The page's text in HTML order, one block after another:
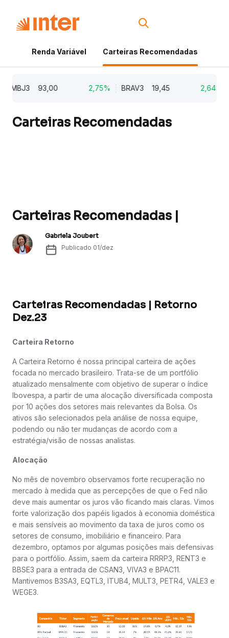
Renda Variável Carteiras Recomendadas
93,00 2,75% BRAV3 19,45 2,64%
Carteiras Recomendadas
Carteiras Recomendadas |
Gabriela Joubert
Publicado 01/dez
Carteiras Recomendadas | Retorno
Dez.23
Carteira Retorno
A Carteira Retorno é nossa principal carteira de ações
focada no mercado brasileiro. Trata-se de um portfólio
atualizado mensalmente com objetivo de superar o índice
Ibovespa, a partir de uma alocação diversificada composta
por 10 ações dos setores mais relevantes da Bolsa. Os
ativos são selecionados pela análise de nossa equipe,
podendo ou não ter mudanças de acordo com a
estratégia/visão de nossas analistas.
Alocação
No mês de novembro observamos forte recuperação no
mercado à medida que as percepções de que o Fed não
deve mais aumentar os juros vão ficando mais claras. Vimos
forte valorização dos papéis ligados à economia doméstica
e mais sensíveis ao movimento da taxa de juros como os
setores de consumo, imobiliário e financeiro. Para
dezembro, optamos por algumas posições mais defensivas
para o portfólio. Assim, saem da carteira RRRP3, RENT3 e
BBSE3 para a entrada de CSAN3, VIVA3 e BPAC11.
Mantivemos B3SA3, EQTL3, ITUB4, MULT3, PETR4, VALE3 e
WEGE3.